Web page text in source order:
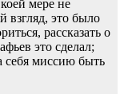
мере не
взгляд, это было
рассказать о
это сделал;
себя миссию быть